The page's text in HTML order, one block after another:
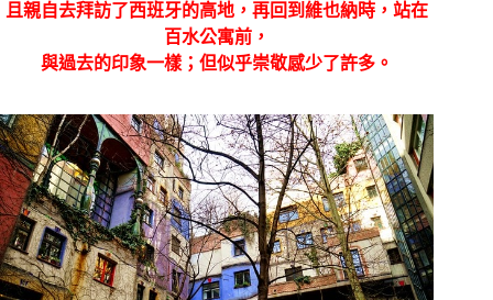
且親自去拜訪了西班牙的高地，再回到維也納時，站在
百水公寓前，
與過去的印象一樣；但似乎崇敬感少了許多。